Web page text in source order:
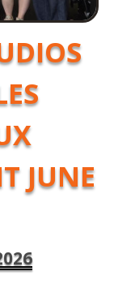
JUNE